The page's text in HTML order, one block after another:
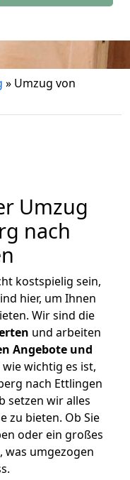
» Umzug von
Umzug
nach
kostspielig sein,
hier, um Ihnen
Wir sind die
und arbeiten
Angebote und
wichtig es ist,
nach Ettlingen
setzen wir alles
zu bieten. Ob Sie
oder ein großes
was umgezogen